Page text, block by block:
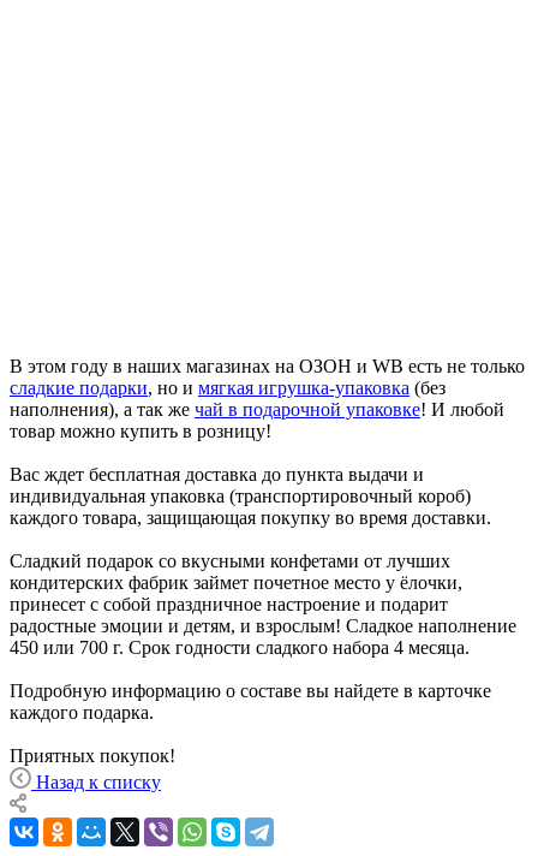
В этом году в наших магазинах на ОЗОН и WB есть не только
сладкие подарки, но и мягкая игрушка-упаковка (без
наполнения), а так же чай в подарочной упаковке! И любой
товар можно купить в розницу!
Вас ждет бесплатная доставка до пункта выдачи и
индивидуальная упаковка (транспортировочный короб)
каждого товара, защищающая покупку во время доставки.
Сладкий подарок со вкусными конфетами от лучших
кондитерских фабрик займет почетное место у ёлочки,
принесет с собой праздничное настроение и подарит
радостные эмоции и детям, и взрослым! Сладкое наполнение
450 или 700 г. Срок годности сладкого набора 4 месяца.
Подробную информацию о составе вы найдете в карточке
каждого подарка.
Приятных покупок!
Назад к списку